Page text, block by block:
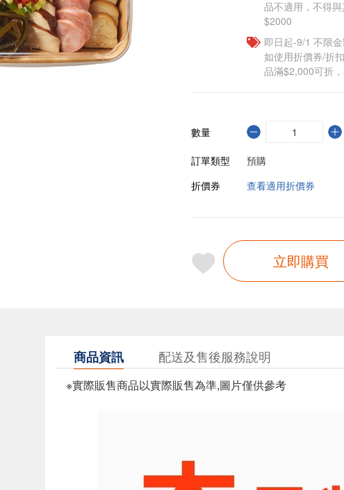
品不適用，不得
$2000
即日起-9/1 不限
如使用折價券/折
品滿$2,000可折
數量
訂單類型
預購
折價券
查看適用折價券
立即購買
商品資訊 配送及售後服務說明
※實際販售商品以實際販售為準,圖片僅供參考